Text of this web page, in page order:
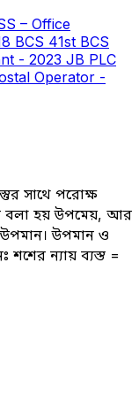
– Office
BCS 41st BCS
- 2023 JB PLC
Operator -
সাথে পরোক্ষ
বলা হয় উপমেয়, আর
উপমান। উপমান ও
শশের ন্যায় ব্যস্ত =